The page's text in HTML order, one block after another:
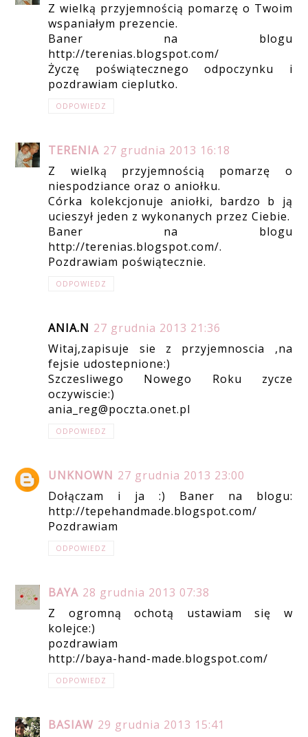
Z wielką przyjemnością pomarzę o Twoim
wspaniałym prezencie.
Baner na blogu
http://terenias.blogspot.com/
Życzę poświątecznego odpoczynku i
pozdrawiam cieplutko.
ODPOWIEDZ
TERENIA 27 grudnia 2013 16:18
Z wielką przyjemnością pomarzę o
niespodziance oraz o aniołku.
Córka kolekcjonuje aniołki, bardzo b ją
ucieszył jeden z wykonanych przez Ciebie.
Baner na blogu
http://terenias.blogspot.com/.
Pozdrawiam poświątecznie.
ODPOWIEDZ
ANIA.N 27 grudnia 2013 21:36
Witaj,zapisuje sie z przyjemnoscia ,na
fejsie udostepnione:)
Szczesliwego Nowego Roku zycze
oczywiscie:)
ania_reg@poczta.onet.pl
ODPOWIEDZ
UNKNOWN 27 grudnia 2013 23:00
Dołączam i ja :) Baner na blogu:
http://tepehandmade.blogspot.com/
Pozdrawiam
ODPOWIEDZ
BAYA 28 grudnia 2013 07:38
Z ogromną ochotą ustawiam się w
kolejce:)
pozdrawiam
http://baya-hand-made.blogspot.com/
ODPOWIEDZ
BASIAW 29 grudnia 2013 15:41